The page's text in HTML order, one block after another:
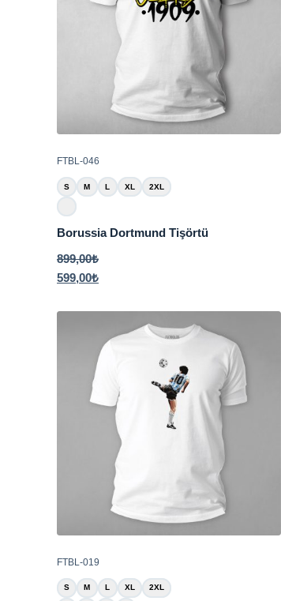
FTBL-046
S M L XL 2XL
Borussia Dortmund Tişörtü
899,00₺
599,00₺
FTBL-019
S M L XL 2XL